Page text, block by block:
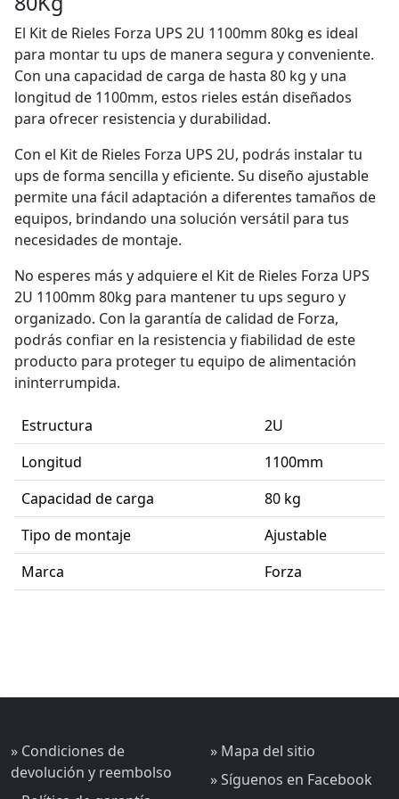
El Kit de Rieles Forza UPS 2U 1100mm 80kg es ideal
para montar tu ups de manera segura y conveniente.
Con una capacidad de carga de hasta 80 kg y una
longitud de 1100mm, estos rieles están diseñados
para ofrecer resistencia y durabilidad.
Con el Kit de Rieles Forza UPS 2U, podrás instalar tu
ups de forma sencilla y eficiente. Su diseño ajustable
permite una fácil adaptación a diferentes tamaños de
equipos, brindando una solución versátil para tus
necesidades de montaje.
No esperes más y adquiere el Kit de Rieles Forza UPS
2U 1100mm 80kg para mantener tu ups seguro y
organizado. Con la garantía de calidad de Forza,
podrás confiar en la resistencia y fiabilidad de este
producto para proteger tu equipo de alimentación
ininterrumpida.
Estructura
2U
Longitud
1100mm
Capacidad de carga
80 kg
Tipo de montaje
Ajustable
Marca
Forza
» Condiciones de
devolución y reembolso
» Mapa del sitio
» Síguenos en Facebook